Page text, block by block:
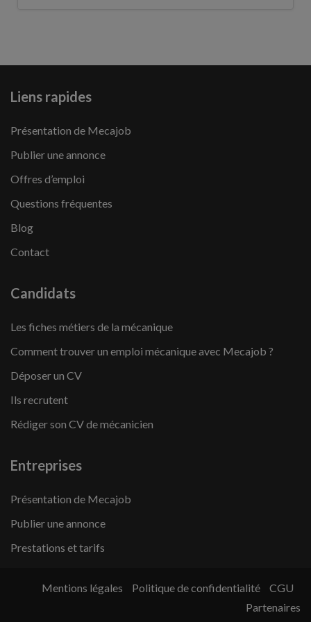
Liens rapides
Présentation de Mecajob
Publier une annonce
Offres d’emploi
Questions fréquentes
Blog
Contact
Candidats
Les fiches métiers de la mécanique
Comment trouver un emploi mécanique avec Mecajob ?
Déposer un CV
Ils recrutent
Rédiger son CV de mécanicien
Entreprises
Présentation de Mecajob
Publier une annonce
Prestations et tarifs
Mentions légales Politique de confidentialité
CGU
Partenaires